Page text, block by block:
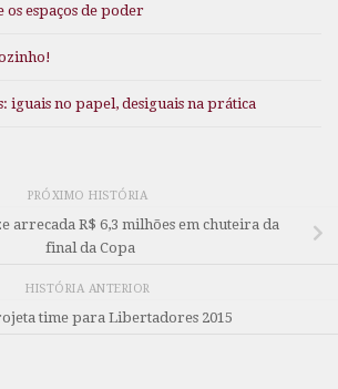
os espaços de poder
iguais no papel, desiguais na prática
PRÓXIMO HISTÓRIA
arrecada R$ 6,3 milhões em chuteira da
final da Copa
HISTÓRIA ANTERIOR
time para Libertadores 2015